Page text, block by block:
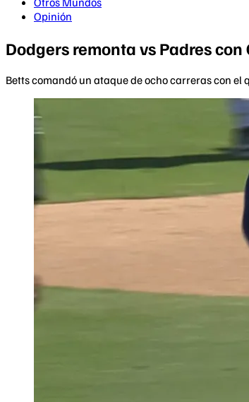
Opinión
Dodgers remonta vs Padres
Betts comandó un ataque de ocho carreras con el